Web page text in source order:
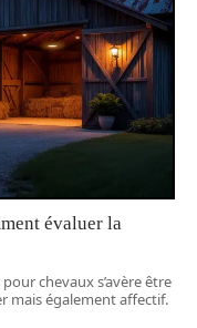
évaluer la
chevaux s’avère être
mais également affectif.